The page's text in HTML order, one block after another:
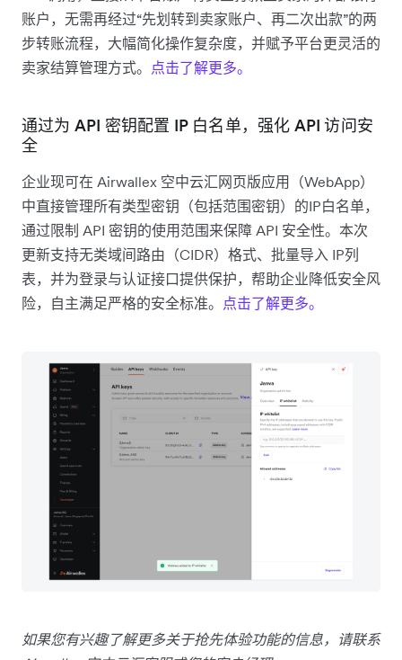
账户，无需再经过“先划转到卖家账户、再二次出款”的两
步转账流程，大幅简化操作复杂度，并赋予平台更灵活的
卖家结算管理方式。 点击了解更多。
通过为 API 密钥配置 IP 白名单，强化 API 访问安
全
企业现可在 Airwallex 空中云汇网页版应用（WebApp）
中直接管理所有类型密钥（包括范围密钥）的IP白名单，
通过限制 API 密钥的使用范围来保障 API 安全性。本次
更新支持无类域间路由（CIDR）格式、批量导入 IP列
表，并为登录与认证接口提供保护，帮助企业降低安全风
险，自主满足严格的安全标准。 点击了解更多。
如果您有兴趣了解更多关于抢先体验功能的信息，请联系